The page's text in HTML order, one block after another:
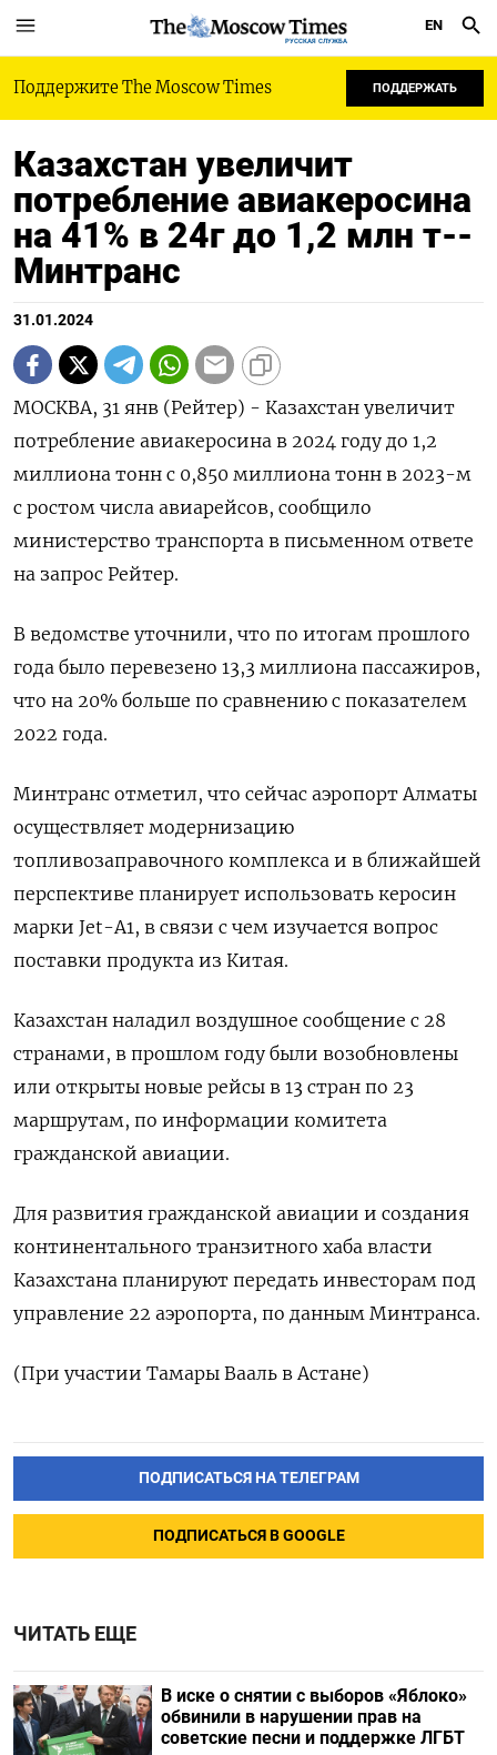
РУССКАЯ СЛУЖБА
EN
Поддержите The Moscow Times ПОДДЕРЖАТЬ
Казахстан увеличит
потребление авиакеросина
на 41% в 24г до 1,2 млн т--
Минтранс
31.01.2024
МОСКВА, 31 янв (Рейтер) - Казахстан увеличит
потребление авиакеросина в 2024 году до 1,2
миллиона тонн с 0,850 миллиона тонн в 2023-м
с ростом числа авиарейсов, сообщило
министерство транспорта в письменном ответе
на запрос Рейтер.
В ведомстве уточнили, что по итогам прошлого
года было перевезено 13,3 миллиона пассажиров,
что на 20% больше по сравнению с показателем
2022 года.
Минтранс отметил, что сейчас аэропорт Алматы
осуществляет модернизацию
топливозаправочного комплекса и в ближайшей
перспективе планирует использовать керосин
марки Jet-A1, в связи с чем изучается вопрос
поставки продукта из Китая.
Казахстан наладил воздушное сообщение с 28
странами, в прошлом году были возобновлены
или открыты новые рейсы в 13 стран по 23
маршрутам, по информации комитета
гражданской авиации.
Для развития гражданской авиации и создания
континентального транзитного хаба власти
Казахстана планируют передать инвесторам под
управление 22 аэропорта, по данным Минтранса.
(При участии Тамары Вааль в Астане)
ПОДПИСАТЬСЯ НА ТЕЛЕГРАМ
ПОДПИСАТЬСЯ В GOOGLE
ЧИТАТЬ ЕЩЕ
В иске о снятии с выборов «Яблоко»
обвинили в нарушении прав на
советские песни и поддержке ЛГБТ